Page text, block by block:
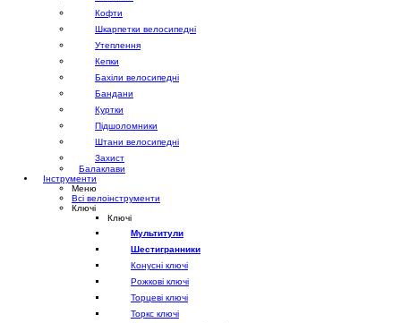
Кофти
Шкарпетки велосипедні
Утеплення
Кепки
Бахіли велосипедні
Бандани
Куртки
Підшоломники
Штани велосипедні
Захист
Балаклави
Інструменти
Меню
Всі велоінструменти
Ключі
Ключі
Мультитули
Шестигранники
Конусні ключі
Рожкові ключі
Торцеві ключі
Торкс ключі